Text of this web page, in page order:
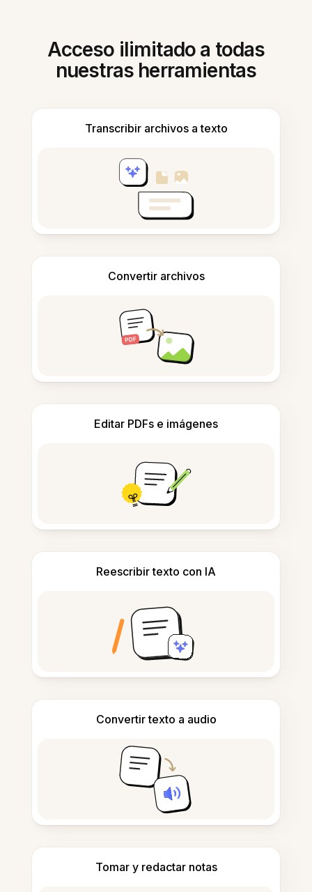
Acceso ilimitado a todas
nuestras herramientas
Transcribir archivos a texto
Convertir archivos
Editar PDFs e imágenes
Reescribir texto con IA
Convertir texto a audio
Tomar y redactar notas